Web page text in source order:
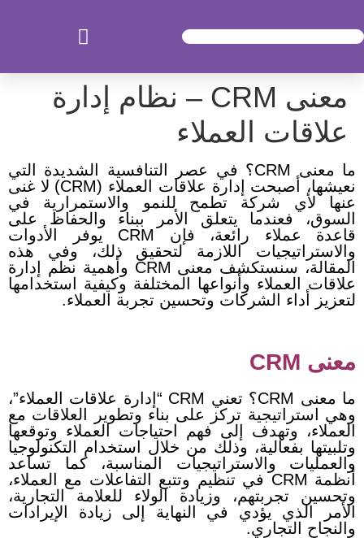
معنى CRM – نظام إدارة
علاقات العملاء
ما معنى CRM؟ في عصر التنافسية الشديدة التي
نعيشها، أصبحت إدارة علاقات العملاء (CRM) لا غنى
عنها لأي شركة تطمح للنمو والاستمرارية في
السوق، فعندما يتعلق الأمر ببناء والحفاظ على
قاعدة عملاء رائعة، فإن CRM يوفر الأدوات
والاستراتيجيات اللازمة لتحقيق ذلك، وفي هذه
المقالة، سنستكشف معنى CRM وأهمية نظم إدارة
علاقات العملاء وأنواعها المختلفة وكيفية استخدامها
لتعزيز أداء الشركات وتحسين تجربة العملاء.
معنى CRM
ما معنى CRM؟ تعني CRM “إدارة علاقات العملاء”،
وهي استراتيجية تركز على بناء وتطوير العلاقات مع
العملاء، وتهدف إلى فهم احتياجات العملاء وتوقعها
وتلبيتها بفعالية، وذلك من خلال استخدام التكنولوجيا
والعمليات والاستراتيجيات المناسبة، كما تساعد
أنظمة CRM في تنظيم وتتبع التفاعلات مع العملاء،
وتحسين تجربتهم، وزيادة الولاء للعلامة التجارية،
الأمر الذي يؤدي في النهاية إلى زيادة الإيرادات
والنجاح التجاري.